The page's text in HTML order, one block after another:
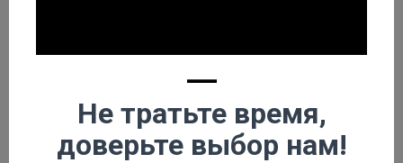
воду TS-15 (ТС-15)
—
Не тратьте время,
доверьте выбор нам!